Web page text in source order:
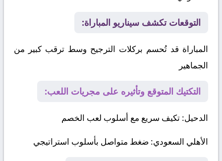
التوقعات تكشف سيناريو المباراة:
المباراة قد تُحسم بركلات الترجيح وسط ترقب كبير من
الجماهير
التكتيك المتوقع وتأثيره على مجريات اللعب:
الدحيل: تكيف سريع مع أسلوب لعب الخصم
الأهلي السعودي: ضغط متواصل بأسلوب استراتيجي